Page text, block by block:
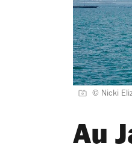
© Nicki
Au